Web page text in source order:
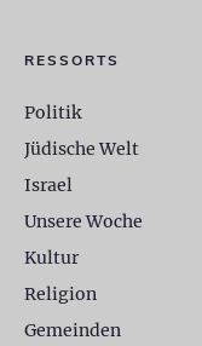
RESSORTS
Politik
Jüdische Welt
Israel
Unsere Woche
Kultur
Religion
Gemeinden